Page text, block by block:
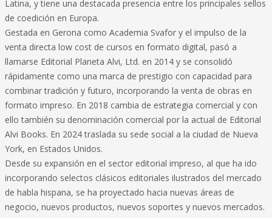
Latina, y tiene una destacada presencia entre los principales sellos
de coedición en Europa.
Gestada en Gerona como Academia Svafor y el impulso de la
venta directa low cost de cursos en formato digital, pasó a
llamarse Editorial Planeta Alvi, Ltd. en 2014 y se consolidó
rápidamente como una marca de prestigio con capacidad para
combinar tradición y futuro, incorporando la venta de obras en
formato impreso. En 2018 cambia de estrategia comercial y con
ello también su denominación comercial por la actual de Editorial
Alvi Books. En 2024 traslada su sede social a la ciudad de Nueva
York, en Estados Unidos.
Desde su expansión en el sector editorial impreso, al que ha ido
incorporando selectos clásicos editoriales ilustrados del mercado
de habla hispana, se ha proyectado hacia nuevas áreas de
negocio, nuevos productos, nuevos soportes y nuevos mercados.